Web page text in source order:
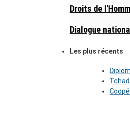
Droits de
Dialogue
Les plus récents